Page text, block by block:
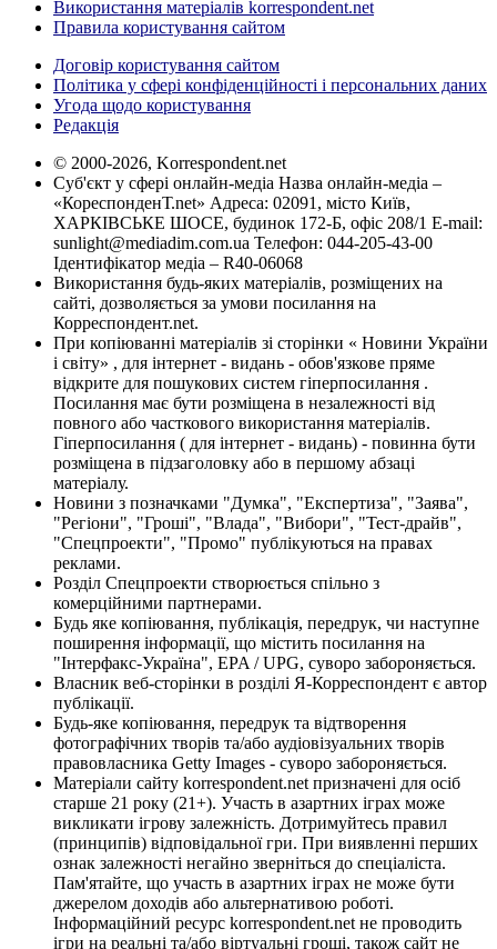
Використання матеріалів korrespondent.net
Правила користування сайтом
Договір користування сайтом
Політика у сфері конфіденційності і персональних даних
Угода щодо користування
Редакція
© 2000-2026, Korrespondent.net
Суб'єкт у сфері онлайн-медіа Назва онлайн-медіа –
«КореспонденТ.net» Адреса: 02091, місто Київ,
ХАРКІВСЬКЕ ШОСЕ, будинок 172-Б, офіс 208/1 E-mail:
sunlight@mediadim.com.ua Телефон: 044-205-43-00
Ідентифікатор медіа – R40-06068
Використання будь-яких матеріалів, розміщених на
сайті, дозволяється за умови посилання на
Корреспондент.net.
При копіюванні матеріалів зі сторінки « Новини України
і світу» , для інтернет - видань - обов'язкове пряме
відкрите для пошукових систем гіперпосилання .
Посилання має бути розміщена в незалежності від
повного або часткового використання матеріалів.
Гіперпосилання ( для інтернет - видань) - повинна бути
розміщена в підзаголовку або в першому абзаці
матеріалу.
Новини з позначками "Думка", "Експертиза", "Заява",
"Регіони", "Гроші", "Влада", "Вибори", "Тест-драйв",
"Спецпроекти", "Промо" публікуються на правах
реклами.
Розділ Спецпроекти створюється спільно з
комерційними партнерами.
Будь яке копіювання, публікація, передрук, чи наступне
поширення інформації, що містить посилання на
"Інтерфакс-Україна", EPA / UPG, суворо забороняється.
Власник веб-сторінки в розділі Я-Корреспондент є автор
публікації.
Будь-яке копіювання, передрук та відтворення
фотографічних творів та/або аудіовізуальних творів
правовласника Getty Images - суворо забороняється.
Матеріали сайту korrespondent.net призначені для осіб
старше 21 року (21+). Участь в азартних іграх може
викликати ігрову залежність. Дотримуйтесь правил
(принципів) відповідальної гри. При виявленні перших
ознак залежності негайно зверніться до спеціаліста.
Пам'ятайте, що участь в азартних іграх не може бути
джерелом доходів або альтернативою роботі.
Інформаційний ресурс korrespondent.net не проводить
ігри на реальні та/або віртуальні гроші, також сайт не